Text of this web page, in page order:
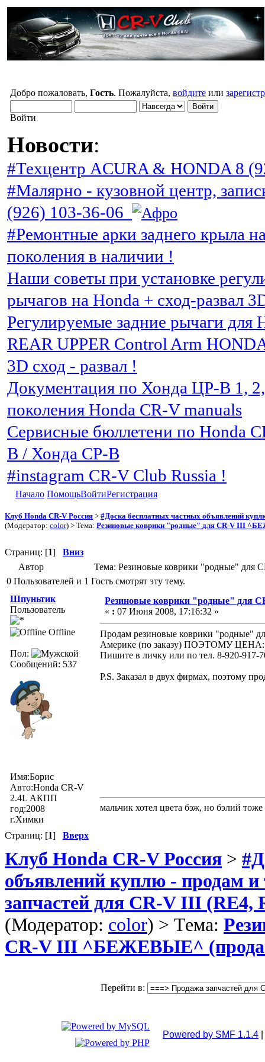
Добро пожаловать, Гость. Пожалуйста, войдите или
Войти
Новости:
#Техцентр ACURA & HONDA 8
#Малярно - кузовной центр,
(926) 103-36-06
#Ремонтные арки заднего крыла
поколения в наличии !
Наши советы при установке
рычагов на Honda + сход-развал
Регулируемые задние рычаги для
REAR UPPER Control Arm
3D сход - развал !
Документация по Хонда ЦР-В 1,
поколения Honda CR-V manuals
Сервисные бюллетени по Honda
В / Хонда СР-В
#instagram CR-V Club Russia !
Начало ПомощьВойтиРегистрация
Клуб Honda CR-V Россия > #Доска бесплатных частных объявлений
(Модератор: color) > Тема: Резиновые коврики "родные" для CR-V III
Страниц: [1] Вниз
Автор
Тема: Резиновые коврики "родные"
0 Пользователей и 1 Гость смотрят эту тему.
Шпуньтик
Пользователь
Offline
Пол:
Сообщений: 537
Имя:Борис
Авто:Honda CR-V
2.4L АКПП
год:2008
г.Химки
Резиновые коврики "родные"
« : 07 Июня 2008, 17:16:32 »
Продам резиновые коврики "родные"
Америке (по заказу) ПОЭТОМУ ЦЕНА:
Пишите в личку или по тел. 8-920-917-
P.S. Заказал в двух фирмах, поэтому
мальчик хотел цвета бэж, но бэлий
Страниц: [1] Вверх
Клуб Honda CR-V Россия >
объявлений куплю - продам и
запчастей для CR-V III (RE4,
(Модератор: color) > Тема:
CR-V III ^БЕЖЕВЫЕ^
Перейти в:
Powered by SMF 1.1.4